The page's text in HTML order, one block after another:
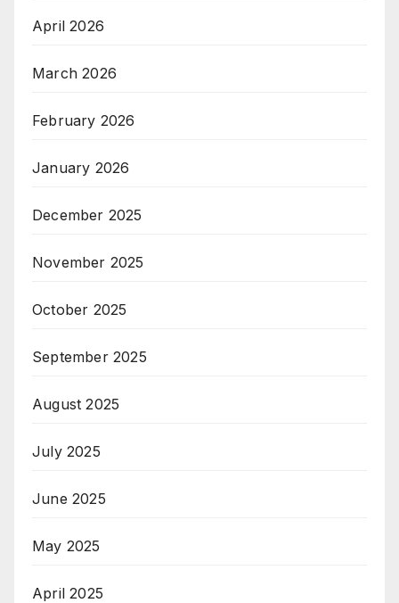
April 2026
March 2026
February 2026
January 2026
December 2025
November 2025
October 2025
September 2025
August 2025
July 2025
June 2025
May 2025
April 2025